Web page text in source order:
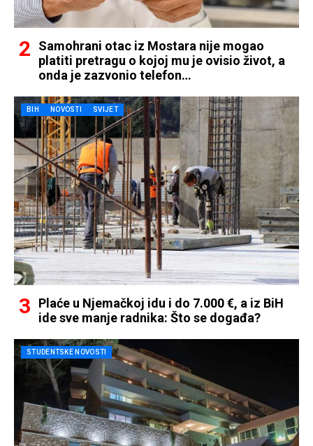
Samohrani otac iz Mostara nije mogao
platiti pretragu o kojoj mu je ovisio život, a
onda je zazvonio telefon…
BIH NOVOSTI SVIJET
Plaće u Njemačkoj idu i do 7.000 €, a iz BiH
ide sve manje radnika: Što se događa?
STUDENTSKE NOVOSTI